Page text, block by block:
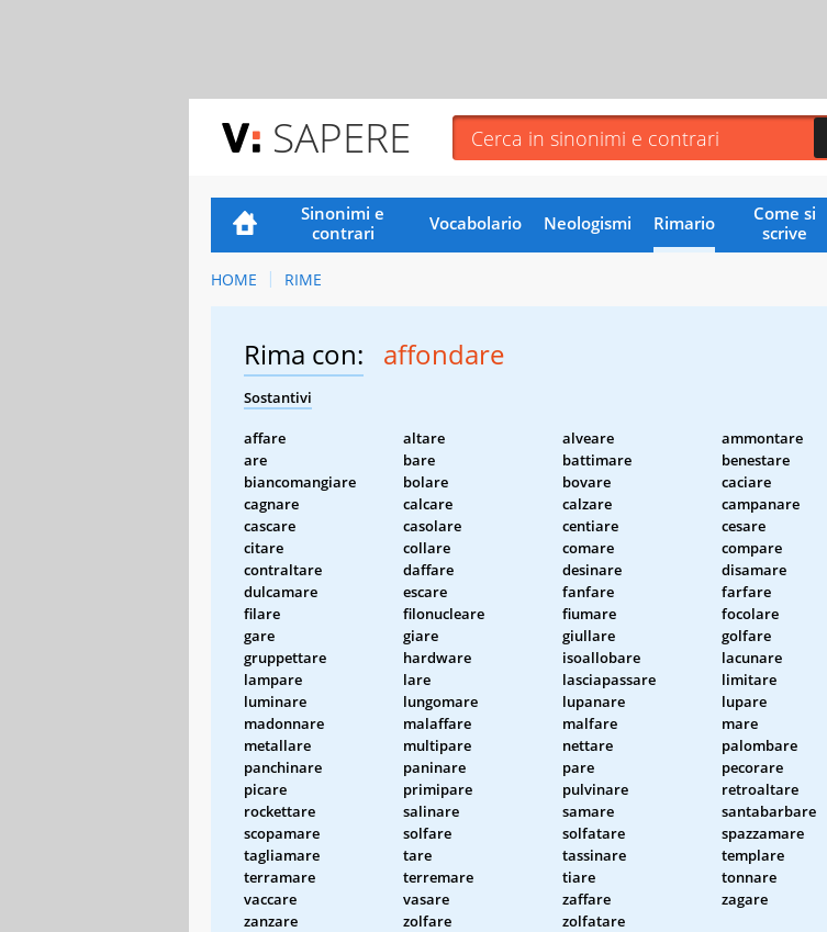
SAPERE
Sinonimi e
contrari
Vocabolario Neologismi Rimario
Come si
scrive
HOME RIME
Rima con: affondare
Sostantivi
affare altare alveare
ammontare
are
bare battimare
benestare
biancomangiare
bolare bovare
caciare
cagnare
calcare calzare
campanare
cascare
casolare centiare
cesare
citare
collare comare
compare
contraltare
daffare desinare
disamare
dulcamare
escare fanfare
farfare
filare
filonucleare fiumare
focolare
gare
giare giullare
golfare
gruppettare
hardware isoallobare
lacunare
lampare
lare lasciapassare
limitare
luminare
lungomare lupanare
lupare
madonnare
malaffare malfare
mare
metallare
multipare nettare
palombare
panchinare
paninare pare
pecorare
picare
primipare pulvinare
retroaltare
rockettare
salinare samare
santabarbare
scopamare
solfare solfatare
spazzamare
tagliamare
tare tassinare
templare
terramare
terremare tiare
tonnare
vaccare
vasare zaffare
zagare
zanzare
zolfare zolfatare